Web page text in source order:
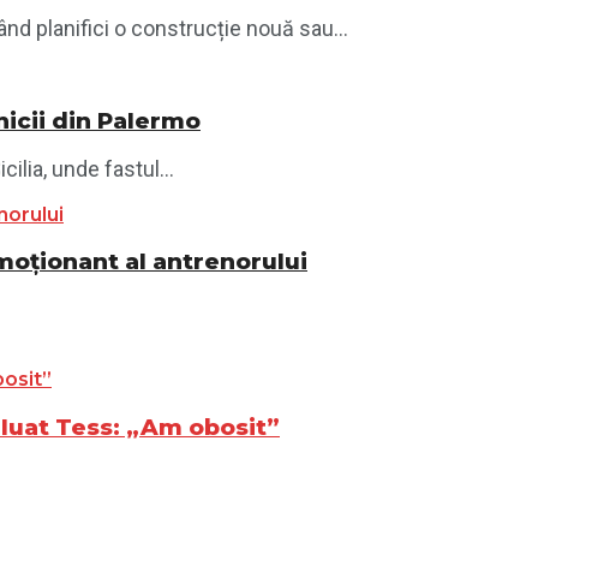
planifici o construcție nouă sau...
din Palermo
unde fastul...
al antrenorului
Tess: „Am obosit”